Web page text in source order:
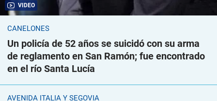
VIDEO
CANELONES
Un policía de 52 años se suicidó con su arma
de reglamento en San Ramón; fue encontrado
en el río Santa Lucía
AVENIDA ITALIA Y SEGOVIA